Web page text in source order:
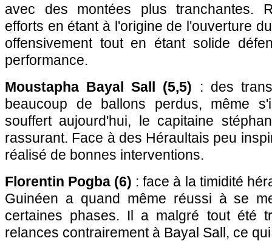
avec des montées plus tranchantes.
efforts en étant à l'origine de l'ouverture
offensivement tout en étant solide
performance.
Moustapha Bayal Sall (5,5) : des
beaucoup de ballons perdus, même
souffert aujourd'hui, le capitaine
rassurant. Face à des Héraultais peu
réalisé de bonnes interventions.
Florentin Pogba (6) : face à la timidité
Guinéen a quand même réussi à se
certaines phases. Il a malgré tout été
relances contrairement à Bayal Sall, ce